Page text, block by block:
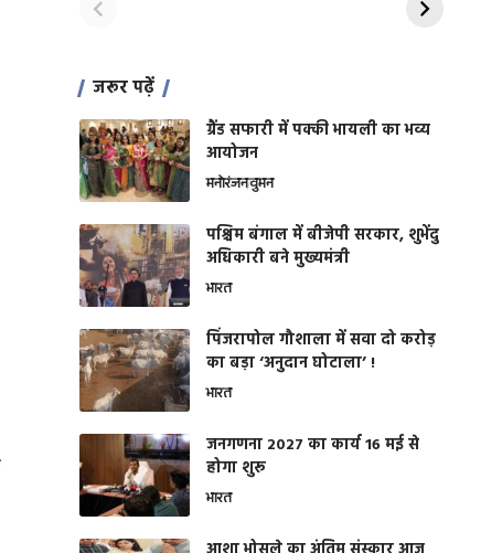
जरूर पढ़ें
ग्रैंड सफारी में पक्की भायली का भव्य
आयोजन
मनोरंजनवुमन
पश्चिम बंगाल में बीजेपी सरकार, शुभेंदु
अधिकारी बने मुख्यमंत्री
भारत
​पिंजरापोल गौशाला में सवा दो करोड़
का बड़ा ‘अनुदान घोटाला’ !
भारत
जनगणना 2027 का कार्य 16 मई से
होगा शुरू
भारत